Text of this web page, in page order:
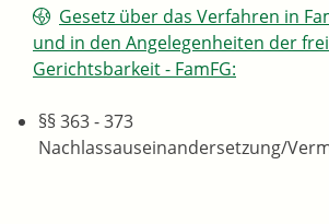
Gesetz über das Verfahren in
und in den Angelegenheiten der
Gerichtsbarkeit - FamFG:
§§ 363 - 373
Nachlassauseinandersetzung/